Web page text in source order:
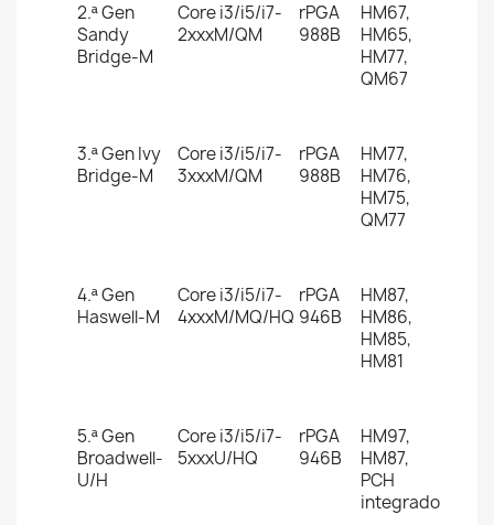
2.ª Gen
Sandy
Bridge-M
Core i3/i5/i7-
2xxxM/QM
rPGA
988B
HM67,
HM65,
HM77,
QM67
3.ª Gen Ivy
Bridge-M
Core i3/i5/i7-
3xxxM/QM
rPGA
988B
HM77,
HM76,
HM75,
QM77
4.ª Gen
Haswell-M
Core i3/i5/i7-
4xxxM/MQ/HQ
rPGA
946B
HM87,
HM86,
HM85,
HM81
5.ª Gen
Broadwell-
U/H
Core i3/i5/i7-
5xxxU/HQ
rPGA
946B
HM97,
HM87,
PCH
integrado